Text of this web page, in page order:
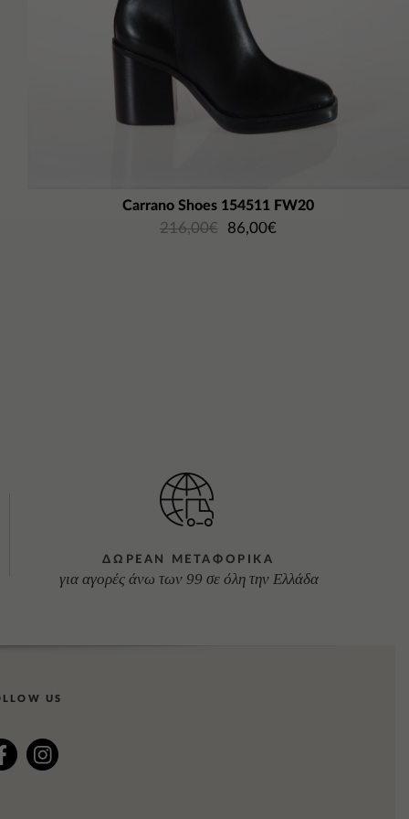
Carrano Shoes 154511 FW20
216,00€ 86,00€
ΔΩΡΕΑΝ ΜΕΤΑΦΟΡΙΚΑ
για αγορές άνω των 99 σε όλη την Ελλάδα
US